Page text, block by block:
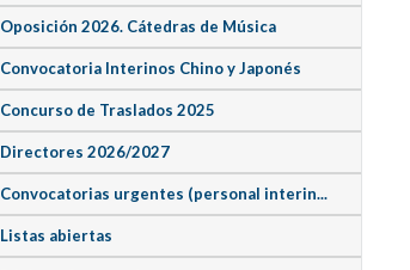
Oposición 2026. Cátedras de Música
Convocatoria Interinos Chino y Japonés
Concurso de Traslados 2025
Directores 2026/2027
Convocatorias urgentes (personal interin...
Listas abiertas